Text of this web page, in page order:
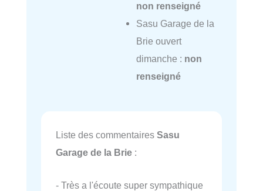
non renseigné
Sasu Garage de la
Brie ouvert
dimanche : non
renseigné
Liste des commentaires Sasu
Garage de la Brie :
- Très a l'écoute super sympathique